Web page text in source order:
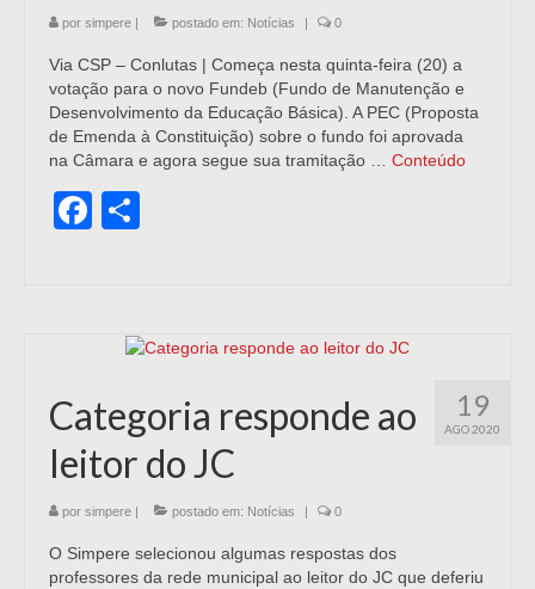
por simpere postado em: Notícias 0
Via CSP – Conlutas | Começa nesta quinta-feira (20) a
votação para o novo Fundeb (Fundo de Manutenção e
Desenvolvimento da Educação Básica). A PEC (Proposta
de Emenda à Constituição) sobre o fundo foi aprovada
na Câmara e agora segue sua tramitação … Conteúdo
Facebook
19
AGO 2020
Categoria responde ao
leitor do JC
por simpere | postado em: Notícias | 0
O Simpere selecionou algumas respostas dos
professores da rede municipal ao leitor do JC que deferiu